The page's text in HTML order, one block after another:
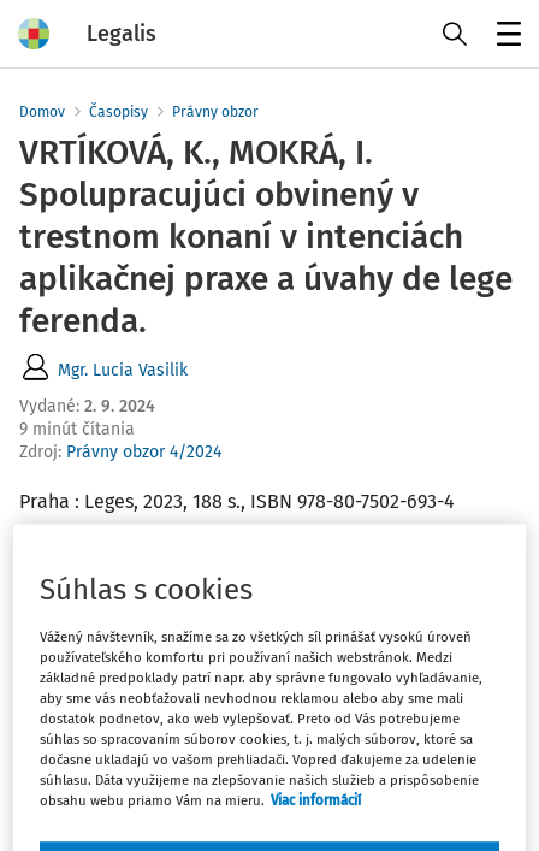
Legalis
Domov Časopisy Právny obzor
VRTÍKOVÁ, K., MOKRÁ, I.
Spolupracujúci obvinený v
trestnom konaní v intenciách
aplikačnej praxe a úvahy de lege
ferenda.
Mgr. Lucia Vasilik
Vydané: 2. 9. 2024
9 minút čítania
Zdroj: Právny obzor 4/2024
Praha : Leges, 2023, 188 s., ISBN 978-80-7502-693-4
monografiaSpolupracujúci obvinený v trestnom konaní v
intenciách aplikačnej praxe a úvahy de lege ferenda
spoluautoriek JUDr. Karin Vrtíkovej, PhD., a JUDr. Ivany
Mokrej, pôsobiacich na Katedre trestného práva a
kriminológie na Právnickej fakulte Trnavskej univerzity v
Trnave. 1)Monografia na 188 stranách rozoberá tému, ktorá
v nedávnej minulosti vo svetle vyšetrovania veľkých káuz
podnietila rozsiahle diskusie v odbornej i laickej verejnosti
o právnych, ako aj morálnych otázkach využívania
Súhlas s cookies
Vážený návštevník, snažíme sa zo všetkých síl prinášať vysokú úroveň
používateľského komfortu pri používaní našich webstránok. Medzi
základné predpoklady patrí napr. aby správne fungovalo vyhľadávanie,
aby sme vás neobťažovali nevhodnou reklamou alebo aby sme mali
dostatok podnetov, ako web vylepšovať. Preto od Vás potrebujeme
súhlas so spracovaním súborov cookies, t. j. malých súborov, ktoré sa
dočasne ukladajú vo vašom prehliadači. Vopred ďakujeme za udelenie
súhlasu. Dáta využijeme na zlepšovanie našich služieb a prispôsobenie
obsahu webu priamo Vám na mieru. Viac informácií